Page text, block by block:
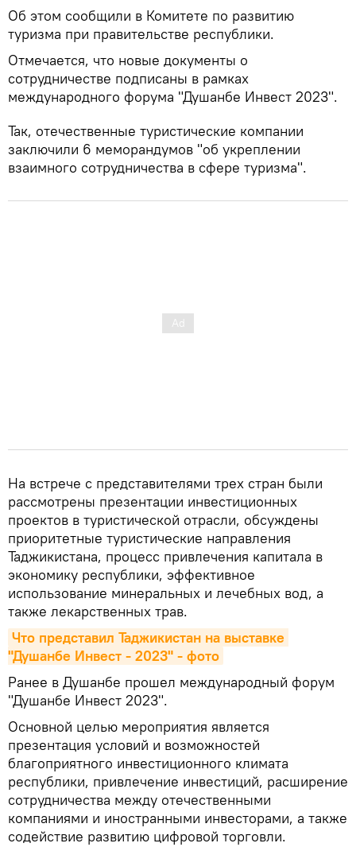
Об этом сообщили в Комитете по развитию
туризма при правительстве республики.
Отмечается, что новые документы о
сотрудничестве подписаны в рамках
международного форума "Душанбе Инвест 2023".
Так, отечественные туристические компании
заключили 6 меморандумов "об укреплении
взаимного сотрудничества в сфере туризма".
На встрече с представителями трех стран были
рассмотрены презентации инвестиционных
проектов в туристической отрасли, обсуждены
приоритетные туристические направления
Таджикистана, процесс привлечения капитала в
экономику республики, эффективное
использование минеральных и лечебных вод, а
также лекарственных трав.
Что представил Таджикистан на выставке
"Душанбе Инвест - 2023" - фото
Ранее в Душанбе прошел международный форум
"Душанбе Инвест 2023".
Основной целью мероприятия является
презентация условий и возможностей
благоприятного инвестиционного климата
республики, привлечение инвестиций, расширение
сотрудничества между отечественными
компаниями и иностранными инвесторами, а также
содействие развитию цифровой торговли.